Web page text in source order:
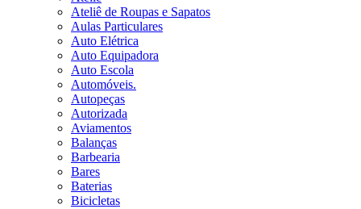
Ateliê de Roupas e Sapatos
Aulas Particulares
Auto Elétrica
Auto Equipadora
Auto Escola
Automóveis.
Autopeças
Autorizada
Aviamentos
Balanças
Barbearia
Bares
Baterias
Bicicletas